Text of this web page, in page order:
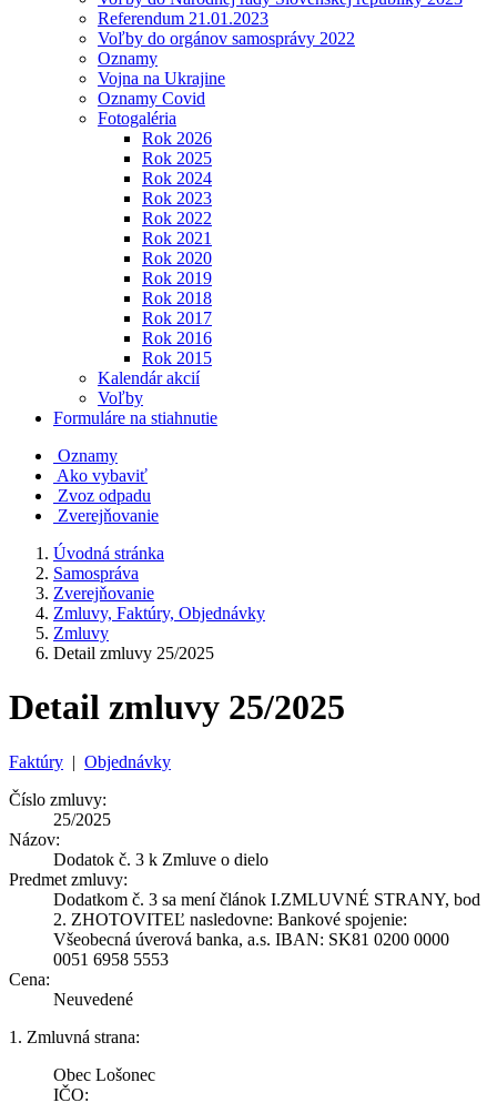
Referendum 21.01.2023
Voľby do orgánov samosprávy 2022
Oznamy
Vojna na Ukrajine
Oznamy Covid
Fotogaléria
Rok 2026
Rok 2025
Rok 2024
Rok 2023
Rok 2022
Rok 2021
Rok 2020
Rok 2019
Rok 2018
Rok 2017
Rok 2016
Rok 2015
Kalendár akcií
Voľby
Formuláre na stiahnutie
Oznamy
Ako vybaviť
Zvoz odpadu
Zverejňovanie
Úvodná stránka
Samospráva
Zverejňovanie
Zmluvy, Faktúry, Objednávky
Zmluvy
Detail zmluvy 25/2025
Detail zmluvy 25/2025
Faktúry | Objednávky
Číslo zmluvy:
25/2025
Názov:
Dodatok č. 3 k Zmluve o dielo
Predmet zmluvy:
Dodatkom č. 3 sa mení článok I.ZMLUVNÉ STRANY, bod
2. ZHOTOVITEĽ nasledovne: Bankové spojenie:
Všeobecná úverová banka, a.s. IBAN: SK81 0200 0000
0051 6958 5553
Cena:
Neuvedené
1. Zmluvná strana:
Obec Lošonec
IČO: